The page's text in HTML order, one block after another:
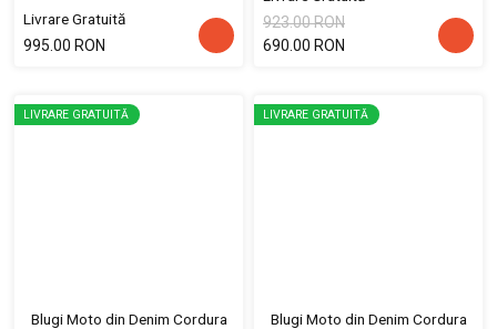
Livrare Gratuită
995.00 RON
923.00 RON
690.00 RON
LIVRARE GRATUITĂ
Blugi Moto din Denim Cordura
LIVRARE GRATUITĂ
Blugi Moto din Denim Cordura